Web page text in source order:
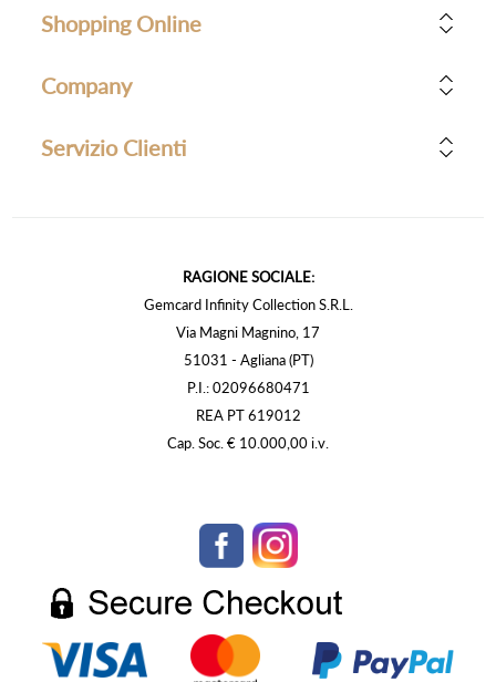
Shopping Online
Company
Servizio Clienti
RAGIONE SOCIALE:
Gemcard Infinity Collection S.R.L.
Via Magni Magnino, 17
51031 - Agliana (PT)
P.I.: 02096680471
REA PT 619012
Cap. Soc. € 10.000,00 i.v.